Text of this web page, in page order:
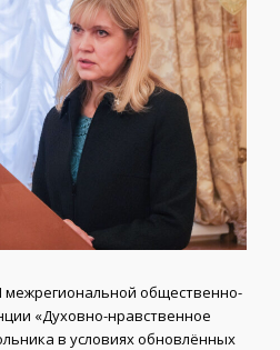
межрегиональной общественно-
«Духовно-нравственное
в условиях обновлённых